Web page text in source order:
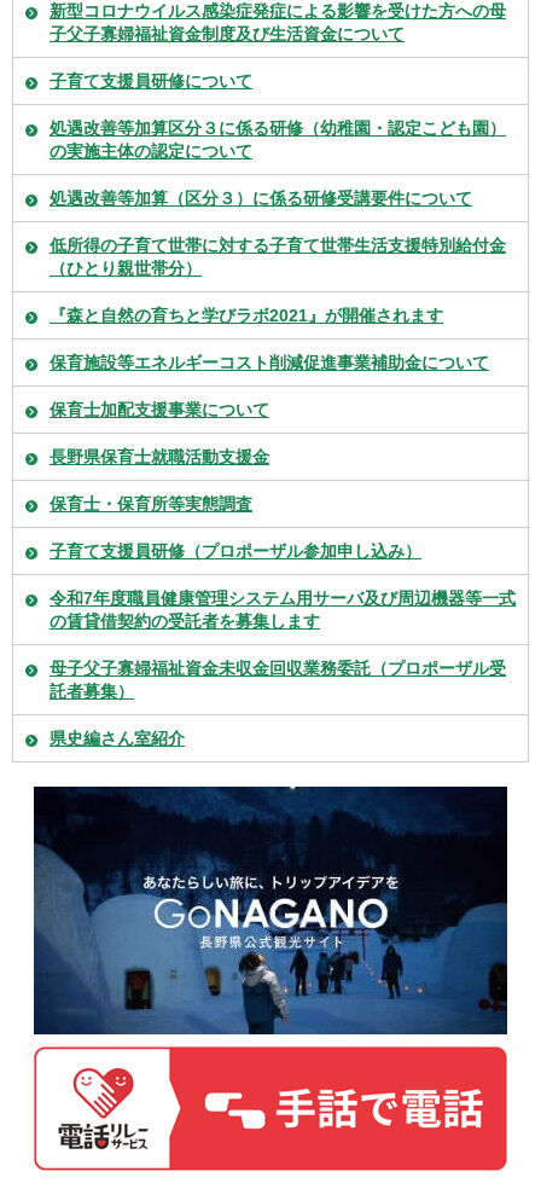
新型コロナウイルス感染症発症による影響を受けた方への母
子父子寡婦福祉資金制度及び生活資金について
子育て支援員研修について
処遇改善等加算区分３に係る研修（幼稚園・認定こども園）
の実施主体の認定について
処遇改善等加算（区分３）に係る研修受講要件について
低所得の子育て世帯に対する子育て世帯生活支援特別給付金
（ひとり親世帯分）
『森と自然の育ちと学びラボ2021』が開催されます
保育施設等エネルギーコスト削減促進事業補助金について
保育士加配支援事業について
長野県保育士就職活動支援金
保育士・保育所等実態調査
子育て支援員研修（プロポーザル参加申し込み）
令和7年度職員健康管理システム用サーバ及び周辺機器等一式
の賃貸借契約の受託者を募集します
母子父子寡婦福祉資金未収金回収業務委託（プロポーザル受
託者募集）
県史編さん室紹介